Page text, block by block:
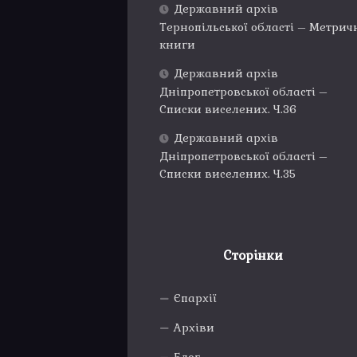
Державний архів
Тернопільської області –
книги
Державний архів
Дніпропетровської області –
Списки виселених. Ч.36
Державний архів
Дніпропетровської області –
Списки виселених. Ч.35
Сторінки
Єпархії
Архіви